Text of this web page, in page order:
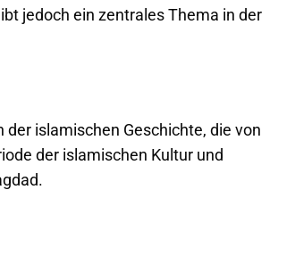
jedoch ein zentrales Thema in der
islamischen Geschichte, die von
der islamischen Kultur und